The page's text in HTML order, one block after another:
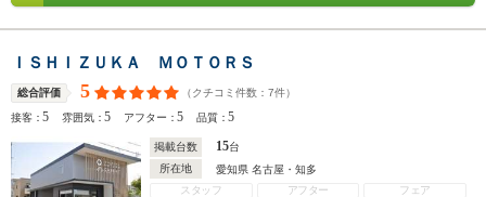
ＩＳＨＩＺＵＫＡ ＭＯＴＯＲＳ
総合評価 5 （クチコミ件数： 7件）
接客：5 雰囲気：5 アフター：5 品質：5
掲載台数 15台
所在地
愛知県 名古屋・知多
スタッフ
アフター
フェア